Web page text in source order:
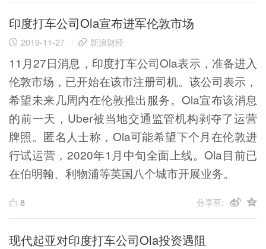
印度打车公司Ola宣布进军伦敦市场
2019-11-27 新浪财经
11月27日消息，印度打车公司Ola表示，准备进入
伦敦市场，已开始在该市注册司机。该公司表示，
希望未来几周内在伦敦推出服务。Ola宣布该消息
的前一天，Uber被当地交通监管机构剥夺了运营
牌照。匿名人士称，Ola可能希望下个月在伦敦进
行试运营，2020年1月中旬全面上线。Ola目前已
在伯明翰、利物浦等英国八个城市开展业务。
8 分享至:
现代起亚对印度打车公司Ola投资遇阻